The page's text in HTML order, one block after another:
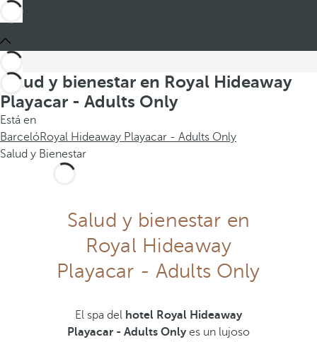
Salud y bienestar en Royal Hideaway
Playacar - Adults Only
Está en
BarcelóRoyal Hideaway Playacar - Adults Only
Salud y Bienestar
Salud y bienestar en
Royal Hideaway
Playacar - Adults Only
El spa delhotel Royal Hideaway
Playacar - Adults Onlyes un lujoso